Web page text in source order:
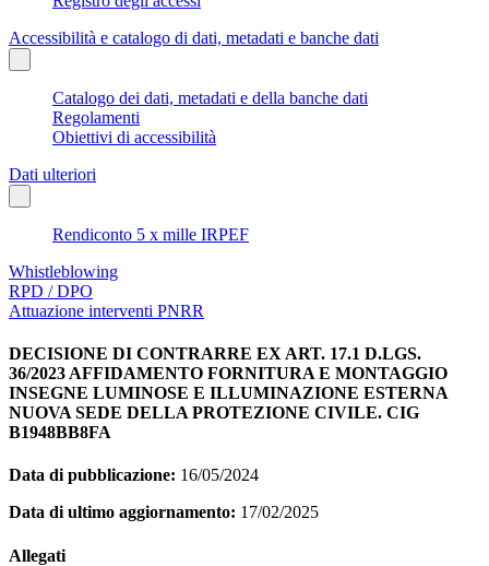
Accessibilità e catalogo di dati, metadati e banche dati
Catalogo dei dati, metadati e della banche dati
Regolamenti
Obiettivi di accessibilità
Dati ulteriori
Rendiconto 5 x mille IRPEF
Whistleblowing
RPD / DPO
Attuazione interventi PNRR
DECISIONE DI CONTRARRE EX ART. 17.1 D.LGS.
36/2023 AFFIDAMENTO FORNITURA E MONTAGGIO
INSEGNE LUMINOSE E ILLUMINAZIONE ESTERNA
NUOVA SEDE DELLA PROTEZIONE CIVILE. CIG
B1948BB8FA
Data di pubblicazione: 16/05/2024
Data di ultimo aggiornamento: 17/02/2025
Allegati